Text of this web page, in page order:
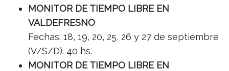
MONITOR DE TIEMPO LIBRE EN
VALDEFRESNO
Fechas: 18, 19, 20, 25, 26 y 27 de septiembre
(V/S/D). 40 hs.
MONITOR DE TIEMPO LIBRE EN